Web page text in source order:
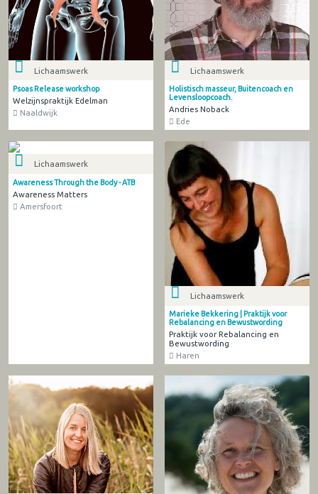
Lichaamswerk
Psoas Release workshop
Welzijnspraktijk Edelman
Naaldwijk
Lichaamswerk
Holistisch masseur, Buitencoach en
Levensloopcoach.
Andries Noback
Ede
Lichaamswerk
Awareness Through the Body - ATB
Awareness Matters
Amersfoort
Lichaamswerk
Marieke Bekkering | Praktijk voor
Rebalancing en Bewustwording
Praktijk voor Rebalancing en
Bewustwording
Haren